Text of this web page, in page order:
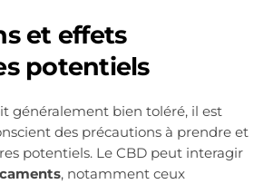
et effets
potentiels
généralement bien toléré, il est
des précautions à prendre et
potentiels. Le CBD peut interagir
, notamment ceux